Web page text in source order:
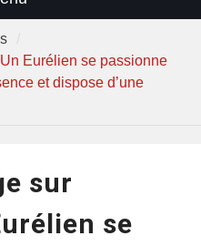
Eurélien se passionne
et dispose d’une
sur
se